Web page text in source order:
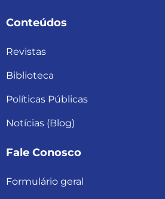
Conteúdos
Revistas
Biblioteca
Políticas Públicas
Notícias (Blog)
Fale Conosco
Formulário geral